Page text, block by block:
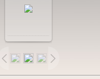
размере